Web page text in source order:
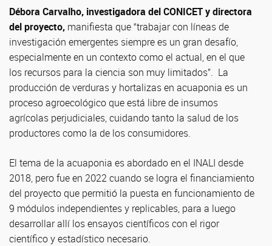
Débora Carvalho, investigadora del CONICET y directora
del proyecto, manifiesta que “trabajar con líneas de
investigación emergentes siempre es un gran desafío,
especialmente en un contexto como el actual, en el que
los recursos para la ciencia son muy limitados”. La
producción de verduras y hortalizas en acuaponia es un
proceso agroecológico que está libre de insumos
agrícolas perjudiciales, cuidando tanto la salud de los
productores como la de los consumidores.
El tema de la acuaponia es abordado en el INALI desde
2018, pero fue en 2022 cuando se logra el financiamiento
del proyecto que permitió la puesta en funcionamiento de
9 módulos independientes y replicables, para a luego
desarrollar allí los ensayos científicos con el rigor
científico y estadístico necesario.